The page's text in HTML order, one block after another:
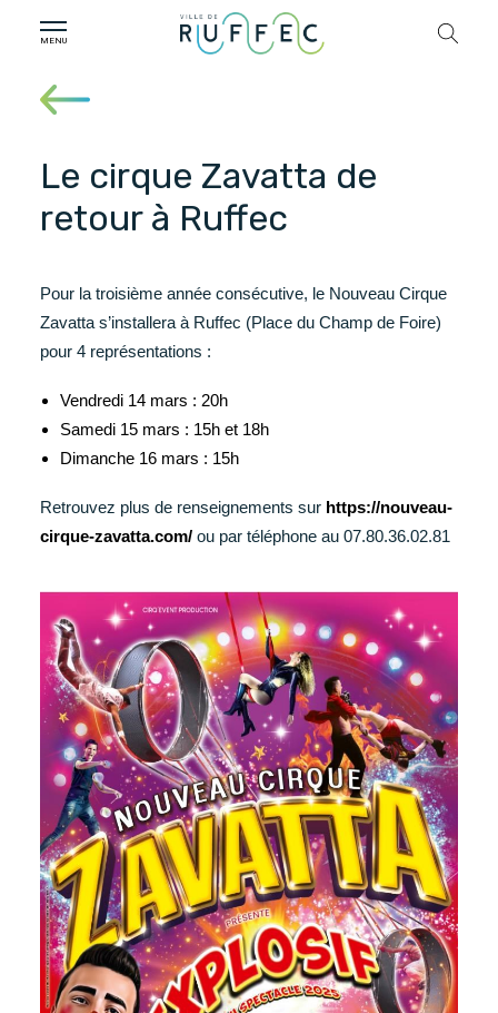
Le cirque Zavatta de
retour à Ruffec
Pour la troisième année consécutive, le Nouveau Cirque
Zavatta s’installera à Ruffec (Place du Champ de Foire)
pour 4 représentations :
Vendredi 14 mars : 20h
Samedi 15 mars : 15h et 18h
Dimanche 16 mars : 15h
Retrouvez plus de renseignements sur https://nouveau-
cirque-zavatta.com/ ou par téléphone au 07.80.36.02.81